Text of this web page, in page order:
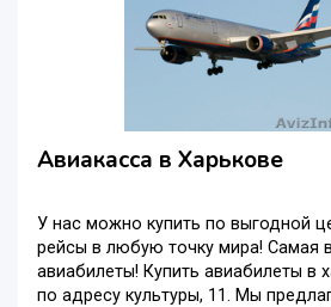
Авиакасса в Харькове
У нас можно купить по выгодной
рейсы в любую точку мира! Самая
авиабилеты! Купить авиабилеты в
по адресу культуры, 11. Мы